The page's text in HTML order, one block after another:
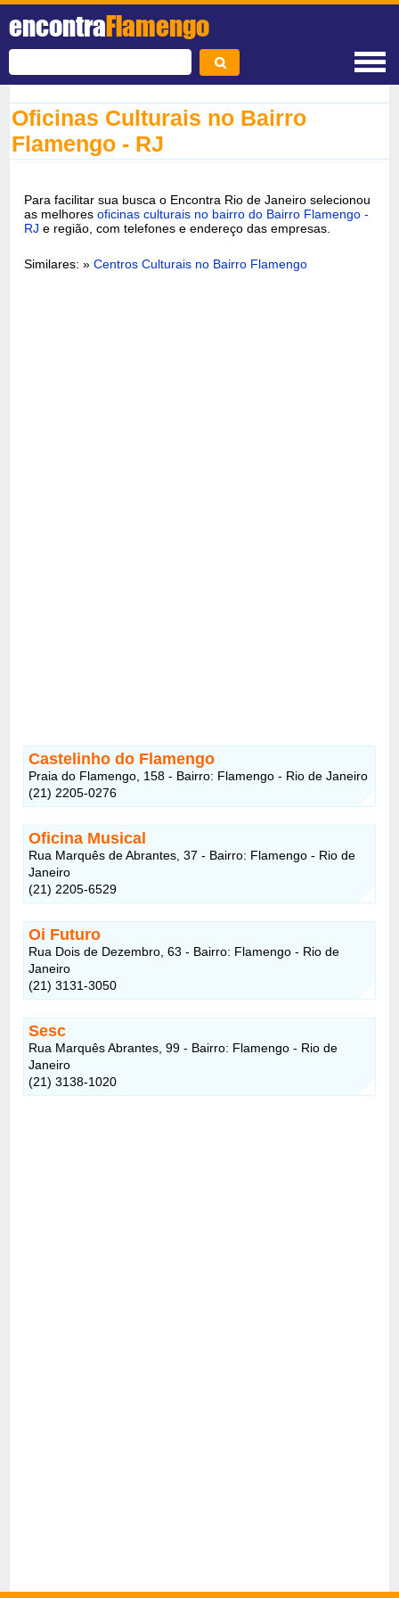
encontraFlamengo
Oficinas Culturais no Bairro
Flamengo - RJ
Para facilitar sua busca o Encontra Rio de Janeiro selecionou
as melhoresoficinas culturais no bairro do Bairro Flamengo -
RJ e região, com telefones e endereço das empresas.
Similares: »Centros Culturais no Bairro Flamengo
Castelinho do Flamengo
Praia do Flamengo, 158 - Bairro: Flamengo - Rio de Janeiro
(21) 2205-0276
Oficina Musical
Rua Marquês de Abrantes, 37 - Bairro: Flamengo - Rio de
Janeiro
(21) 2205-6529
Oi Futuro
Rua Dois de Dezembro, 63 - Bairro: Flamengo - Rio de
Janeiro
(21) 3131-3050
Sesc
Rua Marquês Abrantes, 99 - Bairro: Flamengo - Rio de
Janeiro
(21) 3138-1020